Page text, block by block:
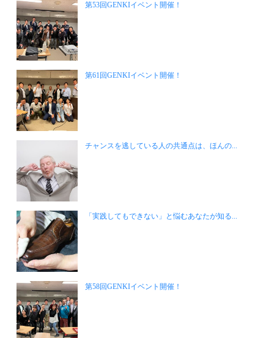
第53回GENKIイベント開催！
第61回GENKIイベント開催！
チャンスを逃している人の共通点は、ほんの...
「実践してもできない」と悩むあなたが知る...
第58回GENKIイベント開催！